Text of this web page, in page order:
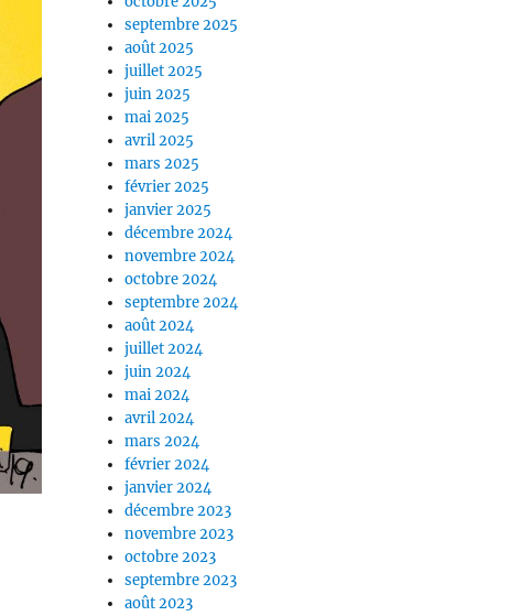
septembre 2025
août 2025
juillet 2025
juin 2025
mai 2025
avril 2025
mars 2025
février 2025
janvier 2025
décembre 2024
novembre 2024
octobre 2024
septembre 2024
août 2024
juillet 2024
juin 2024
mai 2024
avril 2024
mars 2024
février 2024
janvier 2024
décembre 2023
novembre 2023
octobre 2023
septembre 2023
août 2023